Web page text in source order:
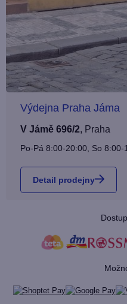
Výdejna Praha Jáma
V Jámě 696/2, Praha
Po-Pá 8:00-20:00, So 8:00-
Detail prodejny